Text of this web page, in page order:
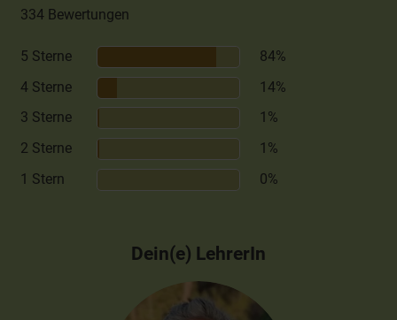
334 Bewertungen
5 Sterne
84%
4 Sterne
14%
3 Sterne
1%
2 Sterne
1%
1 Stern
0%
Dein(e) LehrerIn